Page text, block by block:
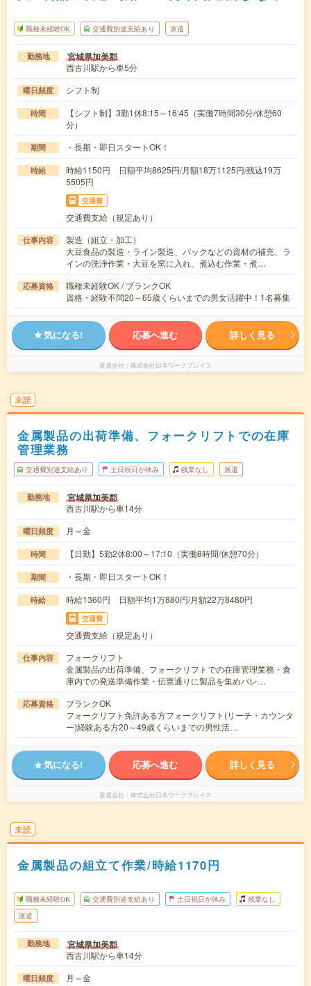
職種未経験OK 交通費別途支給あり 派遣
勤務地 宮城県加美郡
西古川駅から車5分
曜日頻度 シフト制
時間
【シフト制】3勤1休8:15～16:45（実働7時間30分/休憩60
分）
期間 ・長期・即日スタートOK！
時給
時給1150円 日額平均8625円/月額18万1125円/残込19万
5505円
交通費
交通費支給（規定あり）
仕事内容
製造（組立・加工）
大豆食品の製造・ライン製造、パックなどの資材の補充、ラ
インの洗浄作業・大豆を窯に入れ、煮込む作業・煮…
応募資格
職種未経験OK / ブランクOK
資格・経験不問20～65歳くらいまでの男女活躍中！1名募集
気になる! 応募へ進む 詳しく見る
派遣会社 株式会社日本ワークプレイス
未読
金属製品の出荷準備、フォークリフトでの在庫
管理業務
交通費別途支給あり 土日祝日が休み 残業なし 派遣
勤務地 宮城県加美郡
西古川駅から車14分
曜日頻度 月～金
時間 【日勤】5勤2休8:00～17:10（実働8時間/休憩70分）
期間 ・長期・即日スタートOK！
時給 時給1360円 日額平均1万880円/月額22万8480円
交通費
交通費支給（規定あり）
仕事内容
フォークリフト
金属製品の出荷準備、フォークリフトでの在庫管理業務・倉
庫内での発送準備作業・伝票通りに製品を集めパレ…
応募資格
ブランクOK
フォークリフト免許ある方フォークリフト(リーチ・カウンタ
ー)経験ある方20～49歳くらいまでの男性活…
気になる! 応募へ進む 詳しく見る
派遣会社 株式会社日本ワークプレイス
未読
金属製品の組立て作業/時給1170円
職種未経験OK 交通費別途支給あり 土日祝日が休み 残業なし
派遣
勤務地 宮城県加美郡
西古川駅から車14分
曜日頻度 月～金